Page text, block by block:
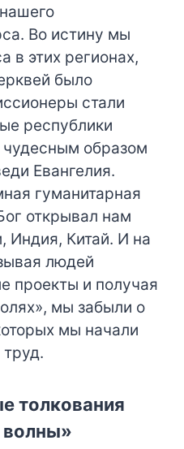
Во истину мы
в этих регионах,
было
стали
республики
образом
Евангелия.
гуманитарная
открывал нам
Индия, Китай. И на
людей
проекты и получая
мы забыли о
мы начали
толкования
волны»